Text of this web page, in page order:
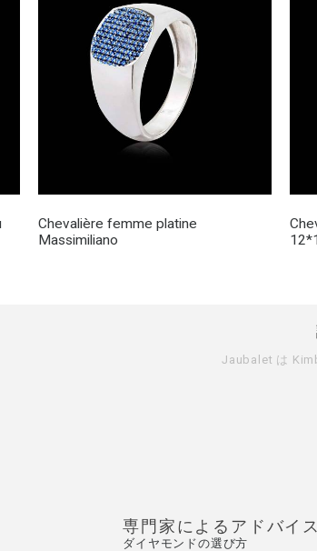
Chevalière femme platine
Massimiliano
Jaubalet は
専門家によるアドバイス
ダイヤモンドの選び方